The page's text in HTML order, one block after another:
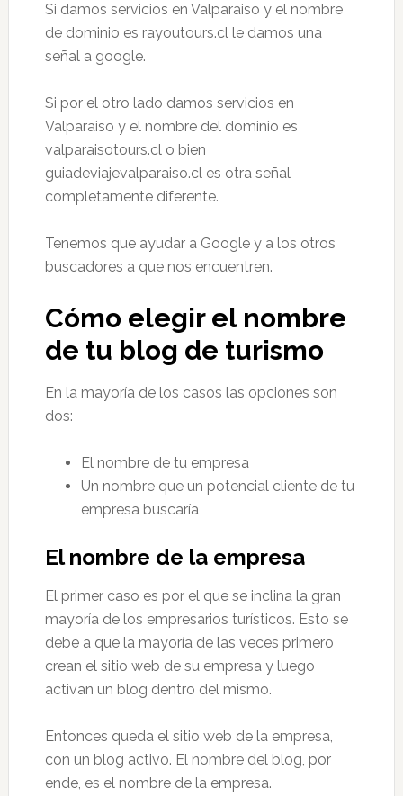
Si damos servicios en Valparaiso y el nombre
de dominio es rayoutours.cl le damos una
señal a google.
Si por el otro lado damos servicios en
Valparaiso y el nombre del dominio es
valparaisotours.cl o bien
guiadeviajevalparaiso.cl es otra señal
completamente diferente.
Tenemos que ayudar a Google y a los otros
buscadores a que nos encuentren.
Cómo elegir el nombre
de tu blog de turismo
En la mayoría de los casos las opciones son
dos:
El nombre de tu empresa
Un nombre que un potencial cliente de tu
empresa buscaría
El nombre de la empresa
El primer caso es por el que se inclina la gran
mayoría de los empresarios turísticos. Esto se
debe a que la mayoría de las veces primero
crean el sitio web de su empresa y luego
activan un blog dentro del mismo.
Entonces queda el sitio web de la empresa,
con un blog activo. El nombre del blog, por
ende, es el nombre de la empresa.